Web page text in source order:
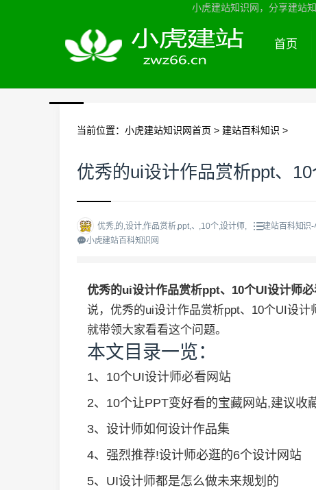
小虎建站知识网，分享建站
首页
当前位置： 小虎建站知识网首页 > 建站百科知识 >
优秀的ui设计作品赏析ppt、
优秀,的,设计,作品赏析,ppt,、,10个,设计师, 建站百科知识-
小虎建站百科知识网
优秀的ui设计作品赏析ppt、10个UI设计师
说，优秀的ui设计作品赏析ppt、10个UI设
就带领大家看看这个问题。
本文目录一览：
1、 10个UI设计师必看网站
2、 10个让PPT变好看的宝藏网站,建议收
3、 设计师如何设计作品集
4、 强烈推荐!设计师必逛的6个设计网站
5、 UI设计师都是怎么做未来规划的